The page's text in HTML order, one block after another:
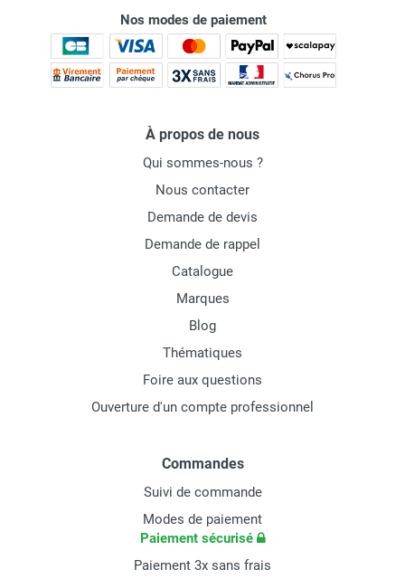
Nos modes de paiement
À propos de nous
Qui sommes-nous ?
Nous contacter
Demande de devis
Demande de rappel
Catalogue
Marques
Blog
Thématiques
Foire aux questions
Ouverture d'un compte professionnel
Commandes
Suivi de commande
Modes de paiement
Paiement sécurisé
Paiement 3x sans frais